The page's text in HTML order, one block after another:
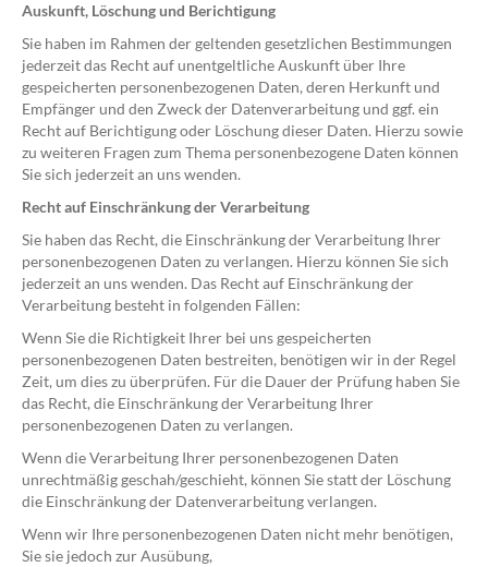
Auskunft, Löschung und Berichtigung
Sie haben im Rahmen der geltenden gesetzlichen Bestimmungen
jederzeit das Recht auf unentgeltliche Auskunft über Ihre
gespeicherten personenbezogenen Daten, deren Herkunft und
Empfänger und den Zweck der Datenverarbeitung und ggf. ein
Recht auf Berichtigung oder Löschung dieser Daten. Hierzu sowie
zu weiteren Fragen zum Thema personenbezogene Daten können
Sie sich jederzeit an uns wenden.
Recht auf Einschränkung der Verarbeitung
Sie haben das Recht, die Einschränkung der Verarbeitung Ihrer
personenbezogenen Daten zu verlangen. Hierzu können Sie sich
jederzeit an uns wenden. Das Recht auf Einschränkung der
Verarbeitung besteht in folgenden Fällen:
Wenn Sie die Richtigkeit Ihrer bei uns gespeicherten
personenbezogenen Daten bestreiten, benötigen wir in der Regel
Zeit, um dies zu überprüfen. Für die Dauer der Prüfung haben Sie
das Recht, die Einschränkung der Verarbeitung Ihrer
personenbezogenen Daten zu verlangen.
Wenn die Verarbeitung Ihrer personenbezogenen Daten
unrechtmäßig geschah/geschieht, können Sie statt der Löschung
die Einschränkung der Datenverarbeitung verlangen.
Wenn wir Ihre personenbezogenen Daten nicht mehr benötigen,
Sie sie jedoch zur Ausübung,